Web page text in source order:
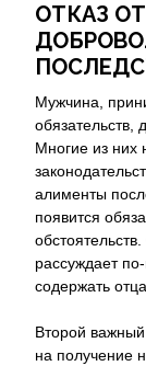
ОТКАЗ
Мужчина,
обязательств,
Многие из них
алименты
появится
рассуждает
содержать
Второй
на получение